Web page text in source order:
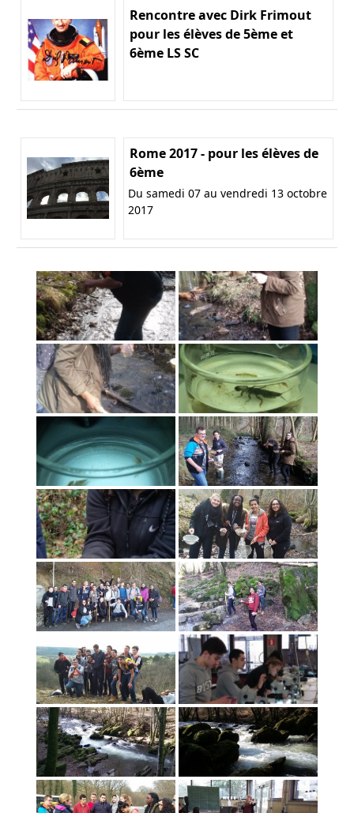
Rencontre avec Dirk Frimout
pour les élèves de 5ème et
6ème LS SC
Rome 2017 - pour les élèves de
6ème
Du samedi 07 au vendredi 13 octobre
2017